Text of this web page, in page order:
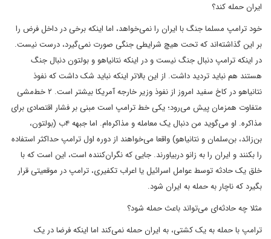
ایران حمله کند؟
خود ترامپ مسلما جنگ با ایران را نمی‌خواهد، اما اینکه برخی در داخل فرض را
بر این گذاشته‌اند که تحت هیچ شرایطی جنگی صورت نمی‌گیرد، درست نیست.
در اینکه ترامپ دنبال جنگ نیست و در اینکه نتانیاهو و بولتون دنبال جنگ
هستند هم نباید تردید داشت. از این بالاتر اینکه نباید شک داشت که نفوذ
نتانیاهو در کاخ سفید امروز از نفوذ وزیر خارجه آمریکا بیشتر است. ۲ خط‌مشی
متفاوت همزمان پیش می‌رود؛ یکی خط ترامپ است مبنی بر فشار اقتصادی برای
مذاکره. او می‌گوید من دنبال یک معامله و مذاکره‌ام. اما جبهه ۴ب (بولتون،
بن‌زائد، بن‌سلمان و نتانیاهو) واقعا می‌خواهند از دوره اول ترامپ حداکثر استفاده
را بکنند و ایران را به زانو دربیاورند. جایی که نگران‌کننده است، این است که با
خلق یک حادثه توسط عوامل اسرائیل یا اعراب تکفیری، ترامپ در موقعیتی قرار
بگیرد که ناچار به حمله به ایران شود.
مثلا چه حادثه‌ای می‌تواند باعث حمله شود؟
ترامپ با حمله به یک کشتی، به ایران حمله نمی‌کند اما اینکه فرضا در یک